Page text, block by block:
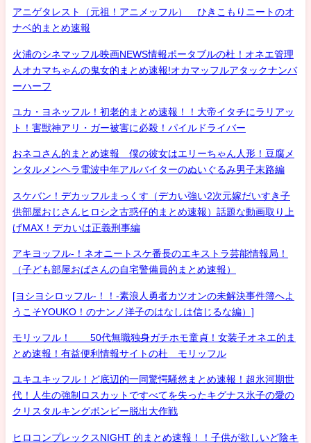
アニゲタレスト（元祖！アニメッフル） ひきこもりニートのオ
ナベ的まとめ速報
火浦のシネマッフル映画NEWS情報ポータブルの杜！オネエ管理
人オカマちゃんの鬼女的まとめ速報!オカマッフルアタックナンバ
ーハーフ
ユカ・ヨネッフル！初老的まとめ速報！！大帝イタチにラリアッ
ト！害獣神アリ・ガー被害に必殺！パイルドライバー
おネコさん的まとめ速報 僕の彼女はエリーちゃん人形！豆腐メ
ンタルメンヘラ電波中年アルバイターのぬいぐるみ男子末路編
スケバン！デカッフルまっくす（デカい強い2次元嫁だいすき子
供部屋おじさんヒロシ之古惑仔的まとめ速報）話題な動画取り上
げMAX！デカいは正義刑事編
アキヨッフル-！ネオニートスケ番長のエキストラ芸能情報局！
（子ども部屋おばさんの自宅警備員的まとめ速報）
[ヨシヨシロッフル-！！-素浪人勇者カツオンの未解決事件簿へよ
うこそYOUKO！のナンノ洋子のはなしは信じるな編）]
モリッフル！ 50代無職独身ガチホモ童貞！女装子オネエ的ま
とめ速報！有益便利情報サイトの杜 モリッフル
ユキユキッフル！ど底辺的一同驚愕騒然まとめ速報！超氷河期世
代！人生の強制ロスカットですべてを失ったキグナス氷子の愛の
クリスタルキングボンビー脱出大作戦
ヒロコンプレックスNIGHT 的まとめ速報！！子供が欲しいど陰キ